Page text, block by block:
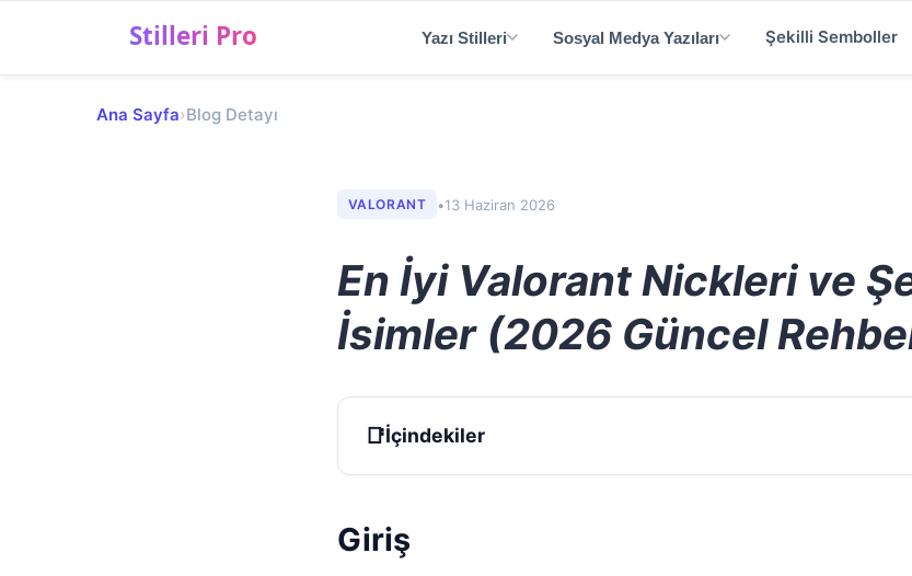
Yazı Stilleri Sosyal Medya Yazıları Şekilli Semboller
Yazı Stilleri
Ana Sayfa›Blog Detayı
VALORANT •13 Haziran 2026
En İyi Valorant Nickleri ve
İsimler (2026 Güncel
İçindekiler
Giriş